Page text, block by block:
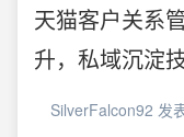
天猫客户关系
升，私域沉淀
SilverFalcon92 发